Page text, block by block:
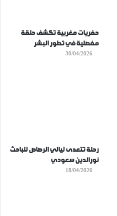
حفريات مغربية تكشف حلقة
مفصلية في تطور البشر
30/04/2026
رحلة تتعدى ليالي الرصاص للباحث
نورالدين سعودي
18/04/2026